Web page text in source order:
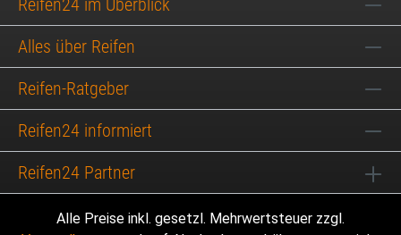
Alles über Reifen
Reifen-Ratgeber
Reifen24 informiert
Reifen24 Partner
Alle Preise inkl. gesetzl. Mehrwertsteuer zzgl.